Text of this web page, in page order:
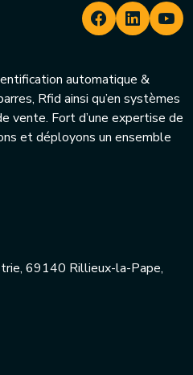
automatique &
Rfid ainsi qu’en systèmes
vente. Fort d’une expertise de
et déployons un ensemble
69140 Rillieux-la-Pape,